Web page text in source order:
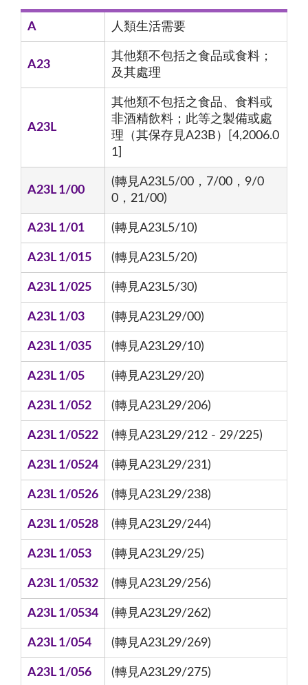
A 人類生活需要
A23
其他類不包括之食品或食料；
及其處理
A23L
其他類不包括之食品、食料或
非酒精飲料；此等之製備或處
理（其保存見A23B）[4,2006.0
1]
A23L 1/00
(轉見A23L5/00，7/00，9/0
0，21/00)
A23L 1/01 (轉見A23L5/10)
A23L 1/015 (轉見A23L5/20)
A23L 1/025 (轉見A23L5/30)
A23L 1/03 (轉見A23L29/00)
A23L 1/035 (轉見A23L29/10)
A23L 1/05 (轉見A23L29/20)
A23L 1/052 (轉見A23L29/206)
A23L 1/0522 (轉見A23L29/212 - 29/225)
A23L 1/0524 (轉見A23L29/231)
A23L 1/0526 (轉見A23L29/238)
A23L 1/0528 (轉見A23L29/244)
A23L 1/053 (轉見A23L29/25)
A23L 1/0532 (轉見A23L29/256)
A23L 1/0534 (轉見A23L29/262)
A23L 1/054 (轉見A23L29/269)
A23L 1/056 (轉見A23L29/275)